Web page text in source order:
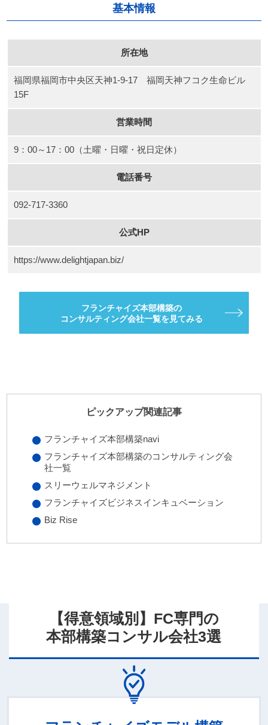
基本情報
所在地
福岡県福岡市中央区天神1-9-17 福岡天神フコク生命ビル
15F
営業時間
9：00～17：00（土曜・日曜・祝日定休）
電話番号
092-717-3360
公式HP
https://www.delightjapan.biz/
フランチャイズ本部構築の
コンサルティング会社一覧を見てみる
ピックアップ関連記事
フランチャイズ本部構築navi
フランチャイズ本部構築のコンサルティング会
社一覧
スリーウェルマネジメント
フランチャイズビジネスインキュベーション
Biz Rise
【得意領域別】FC専門の
本部構築コンサル会社3選